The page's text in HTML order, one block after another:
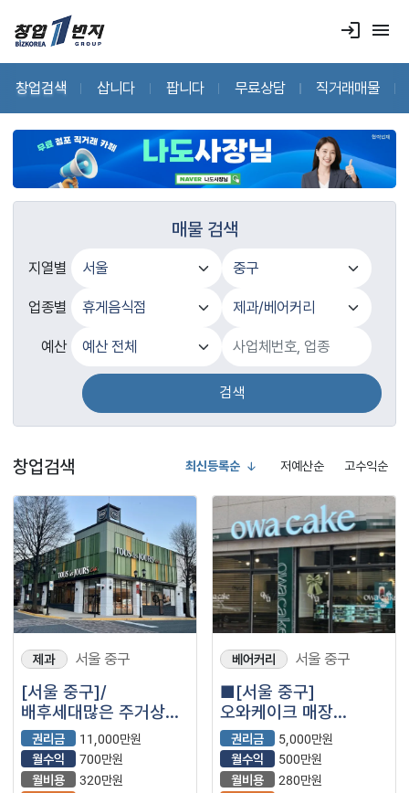
login menu
창업검색 삽니다 팝니다 무료상담 직거래매물
매물 검색
지열별
업종별
예산
검색
창업검색 최신등록순 저예산순 고수익순
제과 서울 중구
[서울 중구]/
배후세대많은 주거상권
/ 안정적인 운영가능 ＂
뚜레쥬르＂ 입니다
권리금
11,000만원
월수익
700만원
월비용
320만원
베어커리 서울 중구
■[서울 중구]
오와케이크 매장
나왔습니다.■
권리금
5,000만원
월수익
500만원
월비용
280만원